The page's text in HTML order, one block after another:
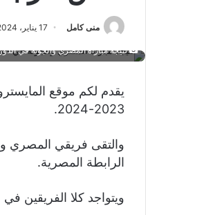
منى كامل 17 يناير، 2024
نتيجة مباراة المصري والجونة في الدوري
يقدم لكم موقع
2023-2024.
الرابطة المصرية.
ويتواجد كلا الفريقين